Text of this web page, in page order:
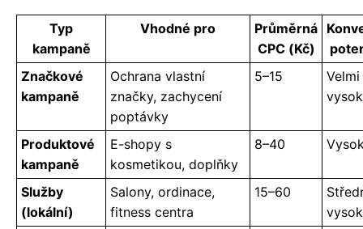
Typ
kampaně
Vhodné pro
Průměrná
CPC (Kč)
Značkové
kampaně
Ochrana vlastní
značky, zachycení
poptávky
5–15
Velmi
Produktové
kampaně
E-shopy s
kosmetikou, doplňky
8–40
Služby
(lokální)
Salony, ordinace,
fitness centra
15–60